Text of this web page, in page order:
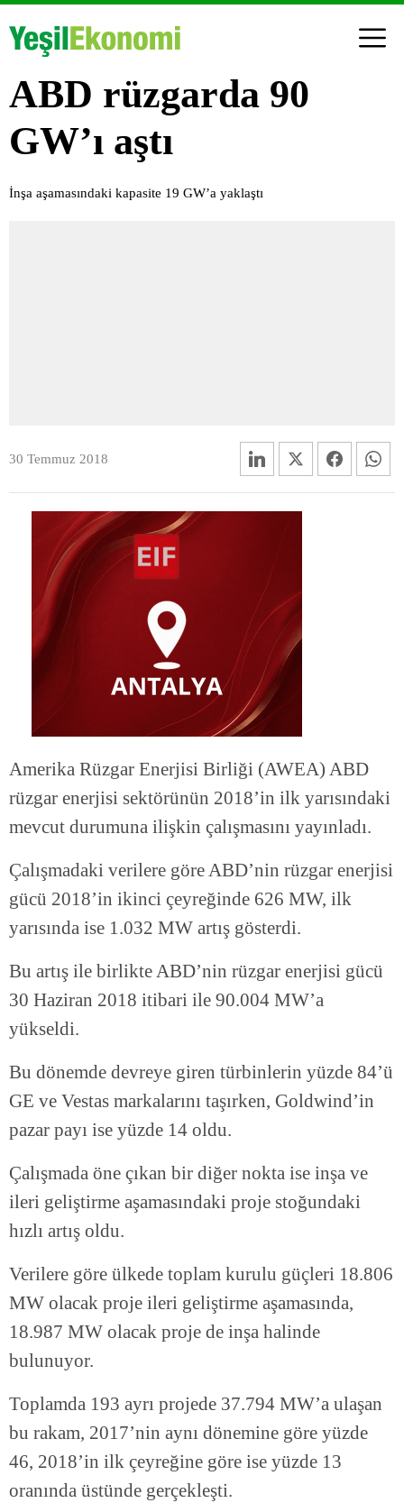
ABD rüzgarda 90
GW’ı aştı
İnşa aşamasındaki kapasite 19 GW’a yaklaştı
30 Temmuz 2018
Amerika Rüzgar Enerjisi Birliği (AWEA) ABD
rüzgar enerjisi sektörünün 2018’in ilk yarısındaki
mevcut durumuna ilişkin çalışmasını yayınladı.
Çalışmadaki verilere göre ABD’nin rüzgar enerjisi
gücü 2018’in ikinci çeyreğinde 626 MW, ilk
yarısında ise 1.032 MW artış gösterdi.
Bu artış ile birlikte ABD’nin rüzgar enerjisi gücü
30 Haziran 2018 itibari ile 90.004 MW’a
yükseldi.
Bu dönemde devreye giren türbinlerin yüzde 84’ü
GE ve Vestas markalarını taşırken, Goldwind’in
pazar payı ise yüzde 14 oldu.
Çalışmada öne çıkan bir diğer nokta ise inşa ve
ileri geliştirme aşamasındaki proje stoğundaki
hızlı artış oldu.
Verilere göre ülkede toplam kurulu güçleri 18.806
MW olacak proje ileri geliştirme aşamasında,
18.987 MW olacak proje de inşa halinde
bulunuyor.
Toplamda 193 ayrı projede 37.794 MW’a ulaşan
bu rakam, 2017’nin aynı dönemine göre yüzde
46, 2018’in ilk çeyreğine göre ise yüzde 13
oranında üstünde gerçekleşti.